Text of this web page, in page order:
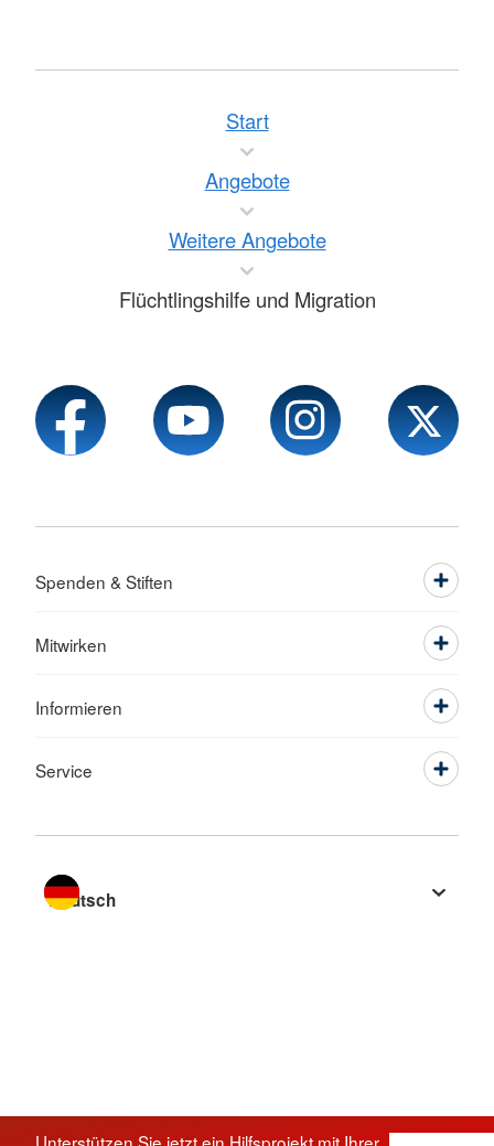
Start
Angebote
Weitere Angebote
Flüchtlingshilfe und Migration
Spenden & Stiften
Mitwirken
Informieren
Service
Sprache wechseln zu